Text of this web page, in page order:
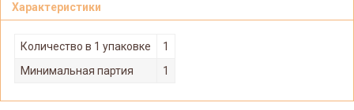
Характеристики
Количество в 1 упаковке
1
Минимальная партия
1